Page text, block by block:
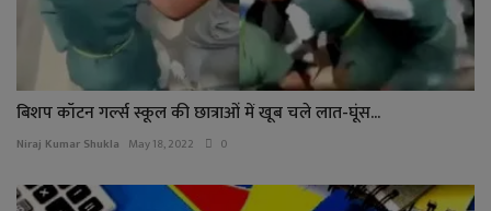
बिशप कॉटन गर्ल्स स्कूल की छात्राओं में खूब चले लात-घूंस...
Niraj Kumar Shukla May 18, 2022 0